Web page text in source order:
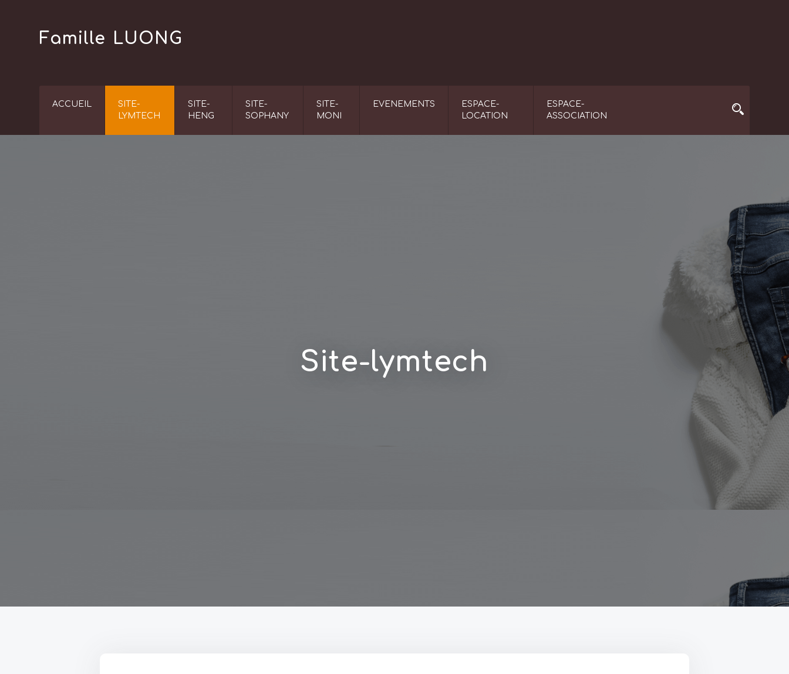
Famille LUONG
ACCUEIL
SITE-
LYMTECH
SITE-
HENG
SITE-
SOPHANY
SITE-
MONI
EVENEMENTS
ESPACE-
LOCATION
ESPACE-
ASSOCIATION
Site-lymtech